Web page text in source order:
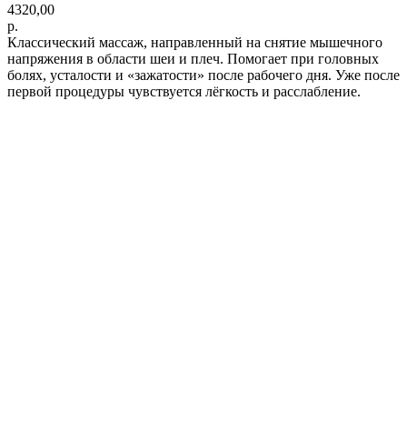
4320,00
р.
Классический массаж, направленный на снятие мышечного
напряжения в области шеи и плеч. Помогает при головных
болях, усталости и «зажатости» после рабочего дня. Уже после
первой процедуры чувствуется лёгкость и расслабление.